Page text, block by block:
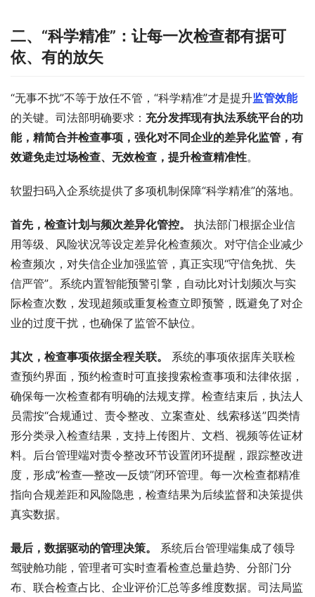
二、“科学精准”：让每一次检查都有据可
依、有的放矢
“无事不扰”不等于放任不管，“科学精准”才是提升监管效能
的关键。司法部明确要求： 充分发挥现有执法系统平台的功
能，精简合并检查事项，强化对不同企业的差异化监管，有
效避免走过场检查、无效检查，提升检查精准性。
软盟扫码入企系统提供了多项机制保障“科学精准”的落地。
首先，检查计划与频次差异化管控。
执法部门根据企业信
用等级、风险状况等设定差异化检查频次。对守信企业减少
检查频次，对失信企业加强监管，真正实现“守信免扰、失
信严管”。系统内置智能预警引擎，自动比对计划频次与实
际检查次数，发现超频或重复检查立即预警，既避免了对企
业的过度干扰，也确保了监管不缺位。
其次，检查事项依据全程关联。
系统的事项依据库关联检
查预约界面，预约检查时可直接搜索检查事项和法律依据，
确保每一次检查都有明确的法规支撑。检查结束后，执法人
员需按“合规通过、责令整改、立案查处、线索移送”四类情
形分类录入检查结果，支持上传图片、文档、视频等佐证材
料。后台管理端对责令整改环节设置闭环提醒，跟踪整改进
度，形成“检查—整改—反馈”闭环管理。每一次检查都精准
指向合规差距和风险隐患，检查结果为后续监督和决策提供
真实数据。
最后，数据驱动的管理决策。
系统后台管理端集成了领导
驾驶舱功能，管理者可实时查看检查总量趋势、分部门分
布、联合检查占比、企业评价汇总等多维度数据。司法局监